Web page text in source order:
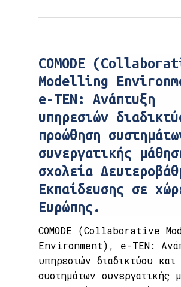
COMODE
Modelling
e-TEN: Ανάπτυξη
υπηρεσιών
προώθηση
συνεργατικής
σχολεία
Εκπαίδευσης σε
Ευρώπης.
COMODE (Collaborative
Environment), e-TEN:
υπηρεσιών διαδικτύου και
συστημάτων συνεργατικής